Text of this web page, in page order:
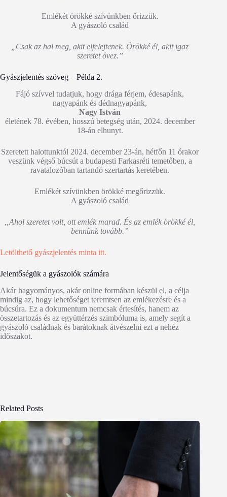
Emlékét örökké szívünkben őrizzük.
A gyászoló család
„Csak az hal meg, akit elfelejtenek. Örökké él, akit igaz
szeretet övez.”
Gyászjelentés szöveg – Példa 2.
Fájó szívvel tudatjuk, hogy drága férjem, édesapánk,
nagyapánk és dédnagyapánk,
Nagy István
életének 78. évében, hosszú betegség után, 2024. december
18-án elhunyt.
Szeretett halottunktól 2024. december 23-án, hétfőn 11 órakor
veszünk végső búcsút a budapesti Farkasréti temetőben, a
ravatalozóban tartandó szertartás keretében.
Emlékét szívünkben örökké megőrizzük.
A gyászoló család
„Ahol szeretet volt, ott emlék marad. És az emlék örökké él,
bennünk tovább.”
Letölthető gyászjelentés minta itt.
Jelentőségük a gyászolók számára
Akár hagyományos, akár online formában készül el, a célja
mindig az, hogy lehetőséget teremtsen az emlékezésre és a
búcsúra. Ez a dokumentum nemcsak értesítés, hanem az
összetartozás és az együttérzés szimbóluma is, amely segít a
gyászoló családnak és barátoknak átvészelni ezt a nehéz
időszakot.
Related Posts